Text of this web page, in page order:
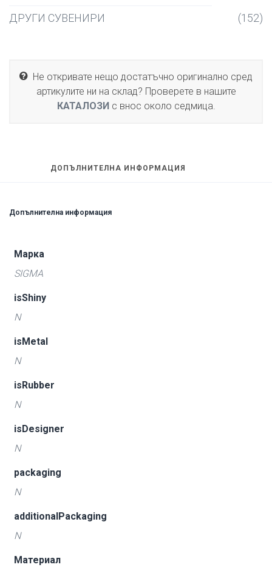
ДРУГИ СУВЕНИРИ
(152)
Не откривате нещо достатъчно оригинално сред
артикулите ни на склад? Проверете в нашите
КАТАЛОЗИс внос около седмица.
ДОПЪЛНИТЕЛНА ИНФОРМАЦИЯ
Допълнителна информация
Марка
SIGMA
isShiny
N
isMetal
N
isRubber
N
isDesigner
N
packaging
N
additionalPackaging
N
Материал